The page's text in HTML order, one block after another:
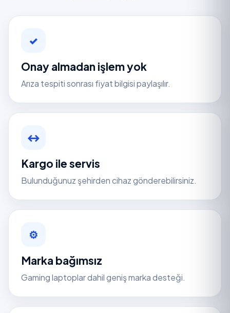
✓
Onay almadan işlem yok
Arıza tespiti sonrası fiyat bilgisi paylaşılır.
↔
Kargo ile servis
Bulunduğunuz şehirden cihaz gönderebilirsiniz.
⚙
Marka bağımsız
Gaming laptoplar dahil geniş marka desteği.